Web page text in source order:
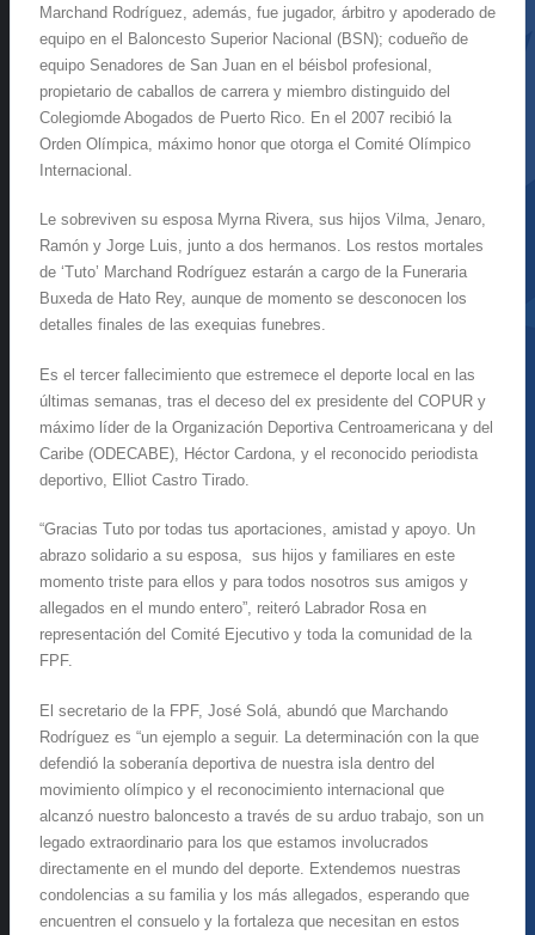
Marchand Rodríguez, además, fue jugador, árbitro y apoderado de
equipo en el Baloncesto Superior Nacional (BSN); codueño de
equipo Senadores de San Juan en el béisbol profesional,
propietario de caballos de carrera y miembro distinguido del
Colegiomde Abogados de Puerto Rico. En el 2007 recibió la
Orden Olímpica, máximo honor que otorga el Comité Olímpico
Internacional.
Le sobreviven su esposa Myrna Rivera, sus hijos Vilma, Jenaro,
Ramón y Jorge Luis, junto a dos hermanos. Los restos mortales
de ‘Tuto’ Marchand Rodríguez estarán a cargo de la Funeraria
Buxeda de Hato Rey, aunque de momento se desconocen los
detalles finales de las exequias funebres.
Es el tercer fallecimiento que estremece el deporte local en las
últimas semanas, tras el deceso del ex presidente del COPUR y
máximo líder de la Organización Deportiva Centroamericana y del
Caribe (ODECABE), Héctor Cardona, y el reconocido periodista
deportivo, Elliot Castro Tirado.
“Gracias Tuto por todas tus aportaciones, amistad y apoyo. Un
abrazo solidario a su esposa, sus hijos y familiares en este
momento triste para ellos y para todos nosotros sus amigos y
allegados en el mundo entero”, reiteró Labrador Rosa en
representación del Comité Ejecutivo y toda la comunidad de la
FPF.
El secretario de la FPF, José Solá, abundó que Marchando
Rodríguez es “un ejemplo a seguir. La determinación con la que
defendió la soberanía deportiva de nuestra isla dentro del
movimiento olímpico y el reconocimiento internacional que
alcanzó nuestro baloncesto a través de su arduo trabajo, son un
legado extraordinario para los que estamos involucrados
directamente en el mundo del deporte. Extendemos nuestras
condolencias a su familia y los más allegados, esperando que
encuentren el consuelo y la fortaleza que necesitan en estos